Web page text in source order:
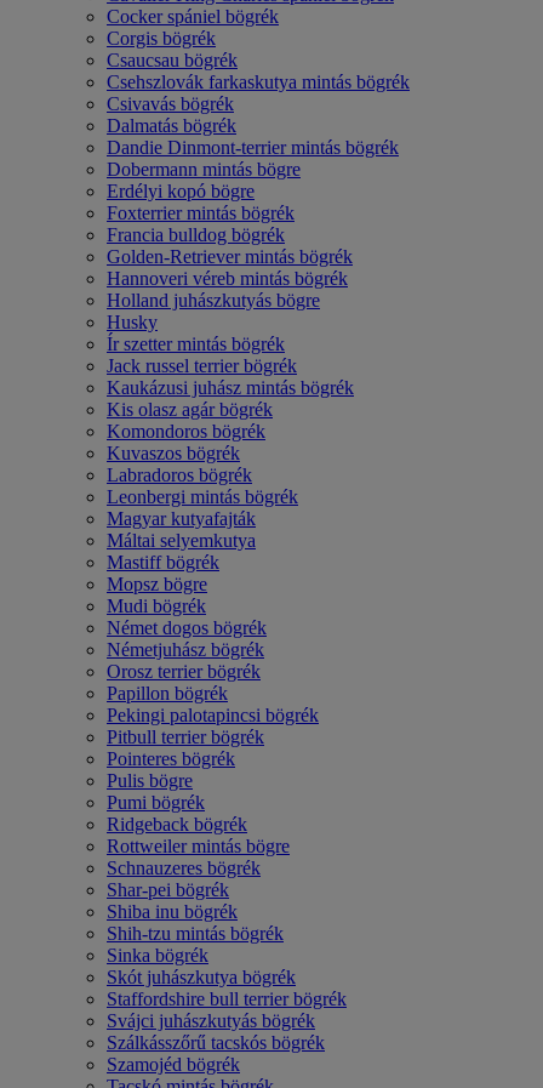
Cocker spániel bögrék
Corgis bögrék
Csaucsau bögrék
Csehszlovák farkaskutya mintás bögrék
Csivavás bögrék
Dalmatás bögrék
Dandie Dinmont-terrier mintás bögrék
Dobermann mintás bögre
Erdélyi kopó bögre
Foxterrier mintás bögrék
Francia bulldog bögrék
Golden-Retriever mintás bögrék
Hannoveri véreb mintás bögrék
Holland juhászkutyás bögre
Husky
Ír szetter mintás bögrék
Jack russel terrier bögrék
Kaukázusi juhász mintás bögrék
Kis olasz agár bögrék
Komondoros bögrék
Kuvaszos bögrék
Labradoros bögrék
Leonbergi mintás bögrék
Magyar kutyafajták
Máltai selyemkutya
Mastiff bögrék
Mopsz bögre
Mudi bögrék
Német dogos bögrék
Németjuhász bögrék
Orosz terrier bögrék
Papillon bögrék
Pekingi palotapincsi bögrék
Pitbull terrier bögrék
Pointeres bögrék
Pulis bögre
Pumi bögrék
Ridgeback bögrék
Rottweiler mintás bögre
Schnauzeres bögrék
Shar-pei bögrék
Shiba inu bögrék
Shih-tzu mintás bögrék
Sinka bögrék
Skót juhászkutya bögrék
Staffordshire bull terrier bögrék
Svájci juhászkutyás bögrék
Szálkásszőrű tacskós bögrék
Szamojéd bögrék